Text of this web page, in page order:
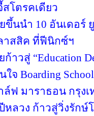
โตรคเดียว
นนำ 10 อันเดอร์
าสสิค ที่ฟีนิกซ์ฯ
าวสู่ “Education
จ Boarding
ล์ฟ มาราธอน กรุง
วง ก้าวสู่วิ่งรักษ์